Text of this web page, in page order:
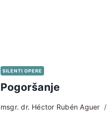
SILENTI OPERE
Pogoršanje
msgr. dr. Héctor Rubén Aguer